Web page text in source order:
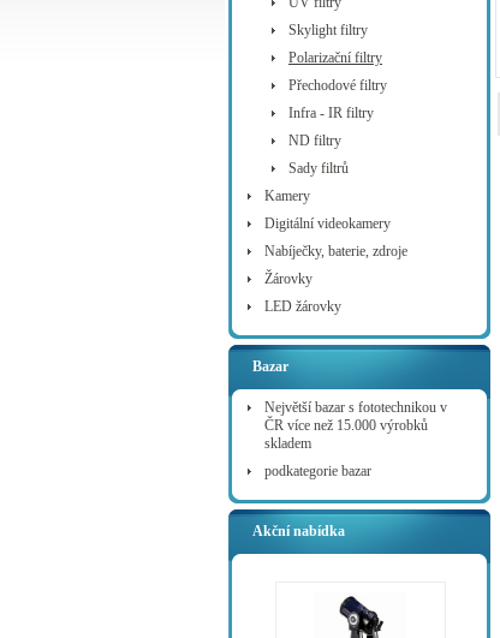
Skylight filtry
Polarizační filtry
Přechodové filtry
Infra - IR filtry
ND filtry
Sady filtrů
Kamery
Digitální videokamery
Nabíječky, baterie, zdroje
Žárovky
LED žárovky
Bazar
Největší bazar s fototechnikou v
ČR více než 15.000 výrobků
skladem
podkategorie bazar
Akční nabídka